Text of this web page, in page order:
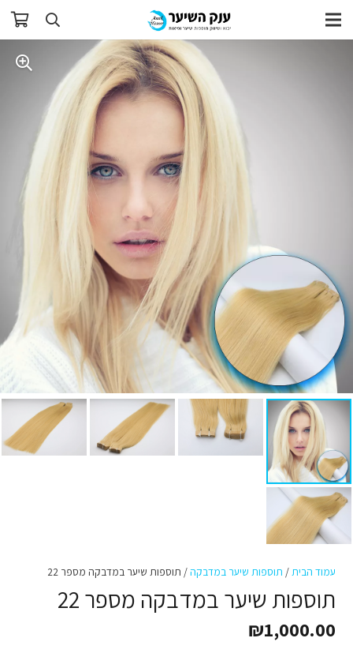
עמוד הבית / תוספות שיער במדבקה/ תוספות שיער במדבקה מספר 22
תוספות שיער במדבקה מספר 22
₪1,000.00